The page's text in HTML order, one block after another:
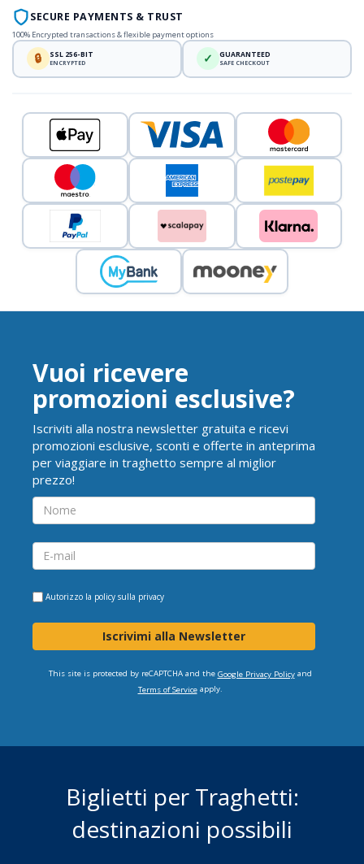
SECURE PAYMENTS & TRUST
100% Encrypted transactions & flexible payment options
🔒 SSL 256-BIT
ENCRYPTED ✓ GUARANTEED
SAFE CHECKOUT
Vuoi ricevere
promozioni esclusive?
Iscriviti alla nostra newsletter gratuita e ricevi
promozioni esclusive, sconti e offerte in anteprima
per viaggiare in traghetto sempre al miglior
prezzo!
Autorizzo la policy sulla privacy
Iscrivimi alla Newsletter
This site is protected by reCAPTCHA and the Google Privacy Policyand
Terms of Serviceapply.
Biglietti per Traghetti:
destinazioni possibili